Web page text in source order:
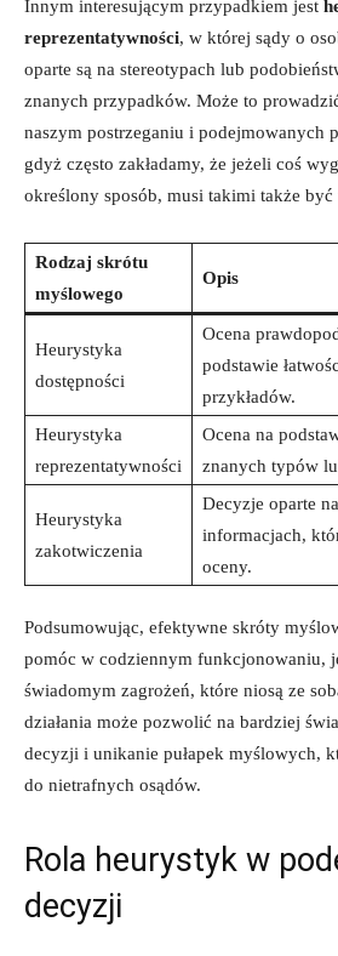
Innym interesującym przypadkiem jest
reprezentatywności, w której sądy o
oparte są na stereotypach lub
znanych przypadków. Może to
naszym postrzeganiu i podejmowanych
gdyż często zakładamy, że jeżeli coś
określony sposób, musi takimi także
Rodzaj skrótu
myślowego
Opis
Heurystyka
dostępności
Ocena
podstawie
przykładów.
Heurystyka
reprezentatywności
Ocena na
znanych typów
Heurystyka
zakotwiczenia
Decyzje oparte
informacjach,
oceny.
Podsumowując, efektywne skróty
pomóc w codziennym funkcjonowaniu,
świadomym zagrożeń, które niosą ze
działania może pozwolić na bardziej
decyzji i unikanie pułapek myślowych,
do nietrafnych osądów.
Rola heurystyk w
decyzji